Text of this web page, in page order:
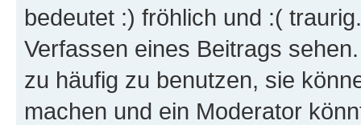
bedeutet :) fröhlich und :(
Verfassen eines Beitrags
zu häufig zu benutzen, sie
machen und ein Moderator